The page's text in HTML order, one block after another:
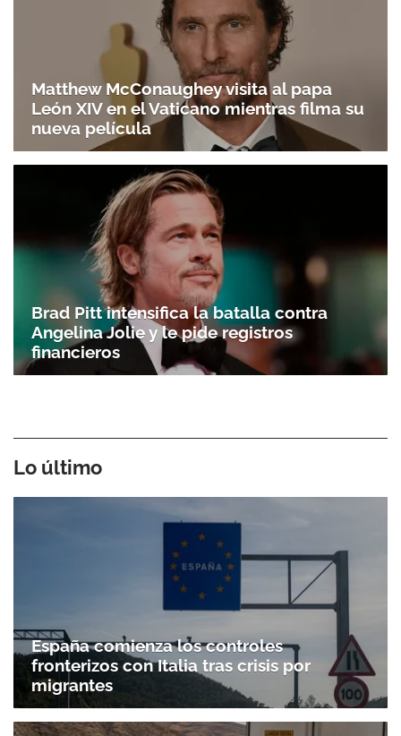
Matthew McConaughey visita al papa
León XIV en el Vaticano mientras filma su
nueva película
Brad Pitt intensifica la batalla contra
Angelina Jolie y le pide registros
financieros
Lo último
España comienza los controles
fronterizos con Italia tras crisis por
migrantes